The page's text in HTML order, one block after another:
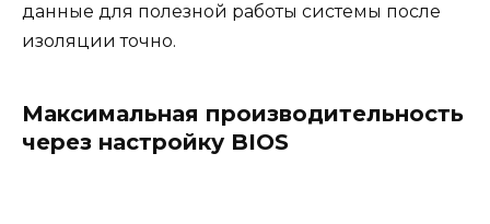
данные для полезной работы системы после
изоляции точно.
Максимальная производительность
через настройку BIOS